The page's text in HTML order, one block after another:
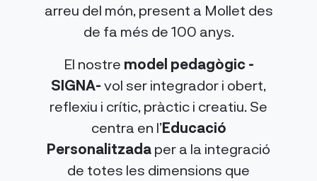
arreu del món, present a Mollet des
de fa més de 100 anys.
El nostre model pedagògic -
SIGNA- vol ser integrador i obert,
reflexiu i crític, pràctic i creatiu. Se
centra en l’Educació
Personalitzada per a la integració
de totes les dimensions que